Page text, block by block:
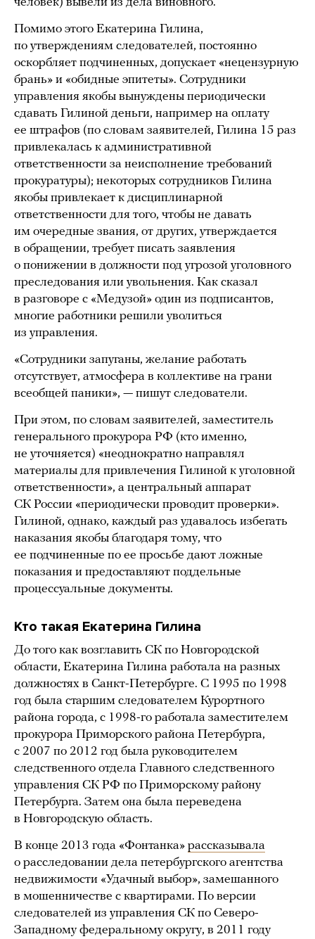
Помимо этого Екатерина Гилина,
по утверждениям следователей, постоянно
оскорбляет подчиненных, допускает «нецензурную
брань» и «обидные эпитеты». Сотрудники
управления якобы вынуждены периодически
сдавать Гилиной деньги, например на оплату
ее штрафов (по словам заявителей, Гилина 15 раз
привлекалась к административной
ответственности за неисполнение требований
прокуратуры); некоторых сотрудников Гилина
якобы привлекает к дисциплинарной
ответственности для того, чтобы не давать
им очередные звания, от других, утверждается
в обращении, требует писать заявления
о понижении в должности под угрозой уголовного
преследования или увольнения. Как сказал
в разговоре с «Медузой» один из подписантов,
многие работники решили уволиться
из управления.
«Сотрудники запуганы, желание работать
отсутствует, атмосфера в коллективе на грани
всеобщей паники», — пишут следователи.
При этом, по словам заявителей, заместитель
генерального прокурора РФ (кто именно,
не уточняется) «неоднократно направлял
материалы для привлечения Гилиной к уголовной
ответственности», а центральный аппарат
СК России «периодически проводит проверки».
Гилиной, однако, каждый раз удавалось избегать
наказания якобы благодаря тому, что
ее подчиненные по ее просьбе дают ложные
показания и предоставляют поддельные
процессуальные документы.
Кто такая Екатерина Гилина
До того как возглавить СК по Новгородской
области, Екатерина Гилина работала на разных
должностях в Санкт-Петербурге. С 1995 по 1998
год была старшим следователем Курортного
района города, с 1998-го работала заместителем
прокурора Приморского района Петербурга,
с 2007 по 2012 год была руководителем
следственного отдела Главного следственного
управления СК РФ по Приморскому району
Петербурга. Затем она была переведена
в Новгородскую область.
В конце 2013 года «Фонтанка» рассказывала
о расследовании дела петербургского агентства
недвижимости «Удачный выбор», замешанного
в мошенничестве с квартирами. По версии
следователей из управления СК по Северо-
Западному федеральному округу, в 2011 году